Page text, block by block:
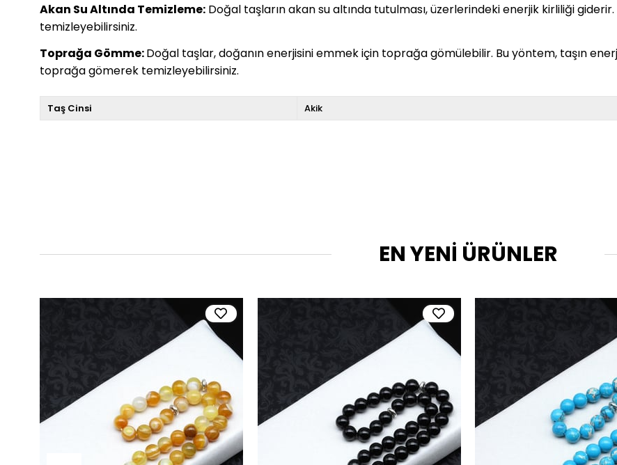
Akan Su Altında Temizleme: Doğal taşların akan su altında tutulması, üzerlerindeki enerjik kirliliği
temizleyebilirsiniz.
Toprağa Gömme:Doğal taşlar, doğanın enerjisini emmek için toprağa gömülebilir. Bu yöntem, taşın
toprağa gömerek temizleyebilirsiniz.
Taş Cinsi Akik
EN YENİ ÜRÜNLER